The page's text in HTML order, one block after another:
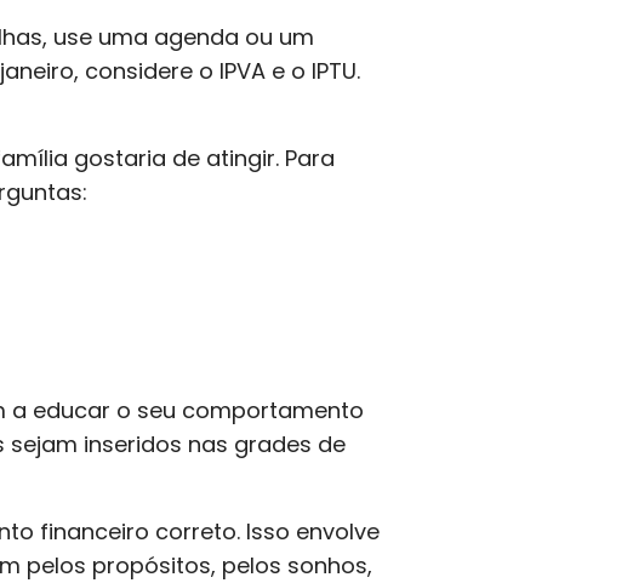
use uma agenda ou um
considere o IPVA e o IPTU.
gostaria de atingir. Para
a educar o seu comportamento
inseridos nas grades de
financeiro correto. Isso envolve
pelos propósitos, pelos sonhos,